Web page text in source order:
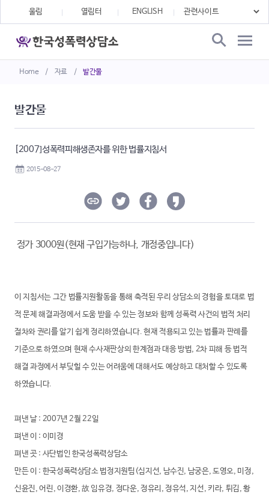
Home / 자료 / 발간물
울림 열림터 ENGLISH
발간물
[2007]성폭력피해생존자를 위한 법률지침서
2015-08-27
정가 3000원(현재 구입가능하나, 개정중입니다)
이 지침서는 그간 법률지원활동을 통해 축적된 우리 상담소의 경험을 토대로 법
적 문제 해결과정에서 도움 받을 수 있는 정보와 함께 성폭력 사건의 법적 처리
절차와 권리를 알기 쉽게 정리하였습니다. 현재 적용되고 있는 법률과 판례를
기준으로 하였으며 현재 수사재판상의 한계점과 대응 방법, 2차 피해 등 법적
해결 과정에서 부딪힐 수 있는 어려움에 대해서도 예상하고 대처할 수 있도록
하였습니다.
펴낸 날 : 2007년 2월 22일
펴낸 이 : 이미경
펴낸 곳 : 사단법인 한국성폭력상담소
만든 이 : 한국성폭력상담소 법정지원팀(심지선, 남수진, 남궁은, 도영오, 미정,
신윤진, 어린, 이경환, 故 임유경, 정다운, 정유리, 정유석, 지선, 키라, 튀김, 황